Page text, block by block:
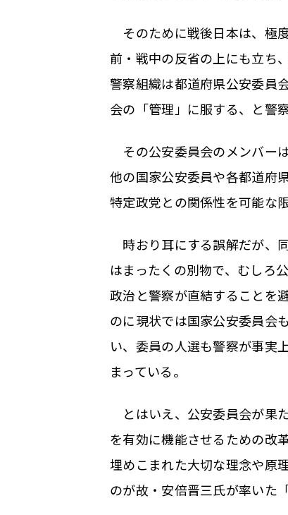
そのために戦後日本は、極
前・戦中の反省の上にも立ち
警察組織は都道府県公安委員
会の「管理」に服する、と警
その公安委員会のメンバー
他の国家公安委員や各都道府
特定政党との関係性を可能な
時おり耳にする誤解だが、
はまったくの別物で、むしろ
政治と警察が直結することを
のに現状では国家公安委員会
い、委員の人選も警察が事実
まっている。
とはいえ、公安委員会が果
を有効に機能させるための改
埋めこまれた大切な理念や原
のが故・安倍晋三氏が率いた